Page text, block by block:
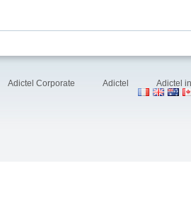
Adictel Corporate Adictel Adictel